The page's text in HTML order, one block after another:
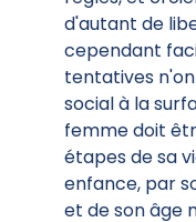
d'autant de
cependant
tentatives
social à la
femme doit
étapes de sa
enfance, par
et de son âge